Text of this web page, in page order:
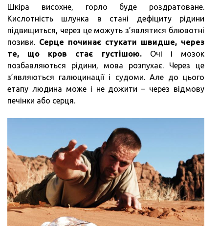
Шкіра висохне, горло буде роздратоване.
Кислотність шлунка в стані дефіциту рідини
підвищиться, через це можуть з’являтися блювотні
позиви. Серце починає стукати швидше, через
те, що кров стає густішою.Очі і мозок
позбавляються рідини, мова розпухає. Через це
з’являються галюцинації і судоми. Але до цього
етапу людина може і не дожити – через відмову
печінки або серця.